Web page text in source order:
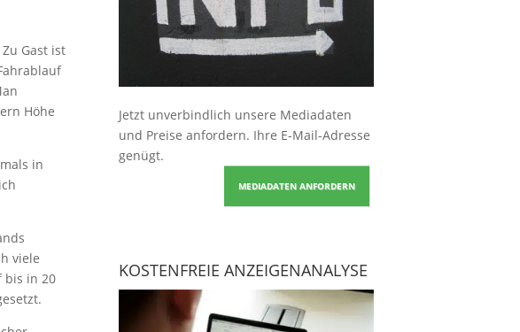
Gast ist
Höhe
in
viele
bis in 20
Jetzt unverbindlich unsere Mediadaten
und Preise anfordern. Ihre E-Mail-Adresse
genügt.
MEDIADATEN ANFORDERN
KOSTENFREIE ANZEIGENANALYSE